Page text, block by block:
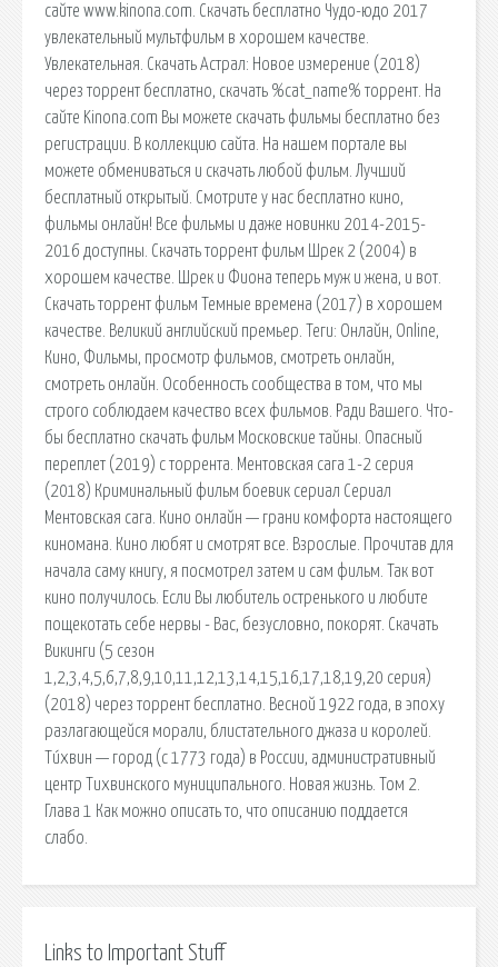
сайте www.kinona.com. Скачать бесплатно Чудо-юдо 2017
увлекательный мультфильм в хорошем качестве.
Увлекательная. Скачать Астрал: Новое измерение (2018)
через торрент бесплатно, скачать %cat_name% торрент. На
сайте Kinona.com Вы можете скачать фильмы бесплатно без
регистрации. В коллекцию сайта. На нашем портале вы
можете обмениваться и скачать любой фильм. Лучший
бесплатный открытый. Смотрите у нас бесплатно кино,
фильмы онлайн! Все фильмы и даже новинки 2014-2015-
2016 доступны. Скачать торрент фильм Шрек 2 (2004) в
хорошем качестве. Шрек и Фиона теперь муж и жена, и вот.
Скачать торрент фильм Темные времена (2017) в хорошем
качестве. Великий английский премьер. Теги: Онлайн, Online,
Кино, Фильмы, просмотр фильмов, смотреть онлайн,
смотреть онлайн. Особенность сообщества в том, что мы
строго соблюдаем качество всех фильмов. Ради Вашего. Что-
бы бесплатно скачать фильм Московские тайны. Опасный
переплет (2019) с торрента. Ментовская сага 1-2 серия
(2018) Криминальный фильм боевик сериал Сериал
Ментовская сага. Кино онлайн — грани комфорта настоящего
киномана. Кино любят и смотрят все. Взрослые. Прочитав для
начала саму книгу, я посмотрел затем и сам фильм. Так вот
кино получилось. Если Вы любитель остренького и любите
пощекотать себе нервы - Вас, безусловно, покорят. Скачать
Викинги (5 сезон
1,2,3,4,5,6,7,8,9,10,11,12,13,14,15,16,17,18,19,20 серия)
(2018) через торрент бесплатно. Весной 1922 года, в эпоху
разлагающейся морали, блистательного джаза и королей.
Ти́хвин — город (с 1773 года) в России, административный
центр Тихвинского муниципального. Новая жизнь. Том 2.
Глава 1 Как можно описать то, что описанию поддается
слабо.
Links to Important Stuff